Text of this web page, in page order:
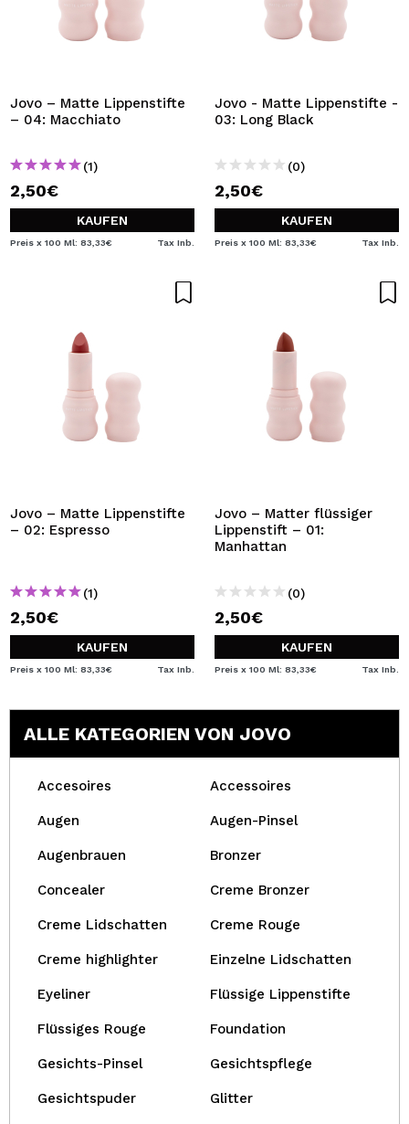
Jovo – Matte Lippenstifte
– 04: Macchiato
(1)
2,50€
KAUFEN
Preis x 100 Ml: 83,33€ Tax Inb.
Jovo - Matte Lippenstifte -
03: Long Black
(0)
2,50€
KAUFEN
Preis x 100 Ml: 83,33€ Tax Inb.
Jovo – Matte Lippenstifte
– 02: Espresso
(1)
2,50€
KAUFEN
Preis x 100 Ml: 83,33€ Tax Inb.
Jovo – Matter flüssiger
Lippenstift – 01:
Manhattan
(0)
2,50€
KAUFEN
Preis x 100 Ml: 83,33€ Tax Inb.
ALLE KATEGORIEN VON JOVO
Accesoires Accessoires
Augen Augen-Pinsel
Augenbrauen Bronzer
Concealer Creme Bronzer
Creme Lidschatten Creme Rouge
Creme highlighter Einzelne Lidschatten
Eyeliner Flüssige Lippenstifte
Flüssiges Rouge Foundation
Gesichts-Pinsel Gesichtspflege
Gesichtspuder Glitter